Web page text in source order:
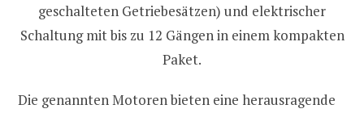
geschalteten Getriebesätzen) und elektrischer
Schaltung mit bis zu 12 Gängen in einem kompakten
Paket.
Die genannten Motoren bieten eine herausragende